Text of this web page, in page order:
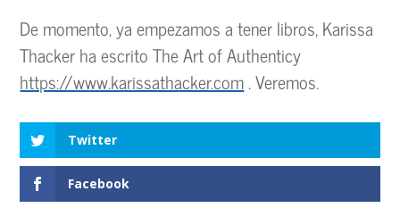
De momento, ya empezamos a tener libros, Karissa
Thacker ha escrito The Art of Authenticy
https://www.karissathacker.com. Veremos.
Twitter
Facebook